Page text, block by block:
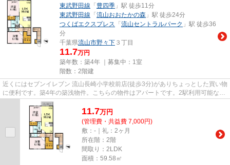
東武野田線 「 豊四季 」駅 徒歩11分
東武野田線 「 流山おおたかの森 」駅 徒歩24分
つくばエクスプレス 「 流山セントラルパーク 」駅 徒歩36
分
千葉県流山市野々下 ３丁目
11.7万円
築年数：築4年 ｜募集中： 1室
階数：2階建
近くにはセブンイレブン 流山長崎小学校前店(徒歩3分)がありちょっとした買い物
に便利です。築4年の築浅物件。こちらの物件はアパートです。2駅利用可能な物
件なので交通の利便性が良...
11.7万円
(管理費・共益費 7,000円)
敷：-｜礼：2ヶ月
所在階：2階
間取り：2LDK
面積：59.58㎡